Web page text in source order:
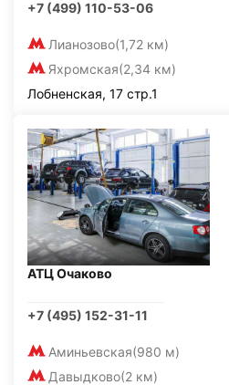
+7 (499) 110-53-06
Лианозово(1,72 км)
Яхромская(2,34 км)
Лобненская, 17 стр.1
АТЦ Очаково
+7 (495) 152-31-11
Аминьевская(980 м)
Давыдково(2 км)